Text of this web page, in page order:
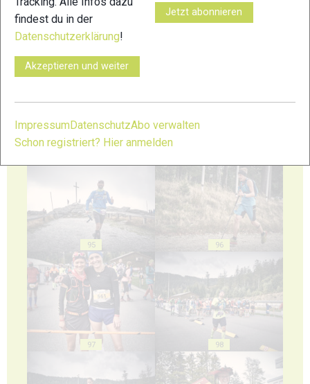
93
95 96
97 98
findest du in der
Datenschutzerklärung!
Akzeptieren und weiter
Jetzt abonnieren
Impressum DatenschutzAbo verwalten
Schon registriert? Hier anmelden